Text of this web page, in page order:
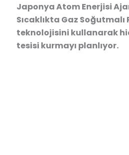
Japonya Atom Enerjisi
Sıcaklıkta Gaz Soğutmalı
teknolojisini kullanarak
tesisi kurmayı planlıyor.